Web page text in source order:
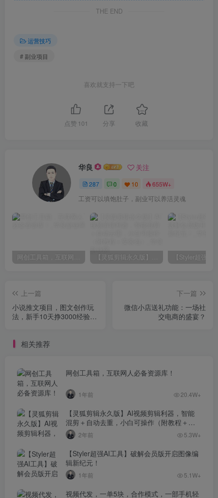
THE END
运营技巧
# 副业项目
喜欢就支持一下吧
点赞 101 分享 收藏
华良 关注
287 0 10 655W+
工资可以填饱肚子，副业可以养活灵魂
网创工具箱，互联网人必备资源库！ 【灵狐剪辑永久版】AI视频剪辑利器，智能混剪＋自动去重，小白可操作（附教程＋安装包）
上一篇
小说推文项目，图文创作玩
法，新手10天挣3000经验分
下一篇
微信小店送礼功能：一场社
交电商的盛宴？
相关推荐
网创工具箱，互联网人必备资源库！
1年前 20.4W+
【灵狐剪辑永久版】AI视频剪辑利器，智能
混剪＋自动去重，小白可操作（附教程＋安
装包）2年前 5.3W+
【Styler超强AI工具】破解会员版开启图像编
辑新纪元！
1年前 5.1W+
视频代发，一单5块，合作模式，一部手机轻